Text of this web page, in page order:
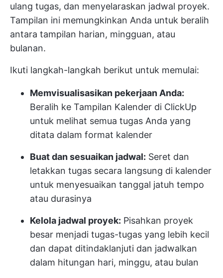
ulang tugas, dan menyelaraskan jadwal proyek.
Tampilan ini memungkinkan Anda untuk beralih
antara tampilan harian, mingguan, atau
bulanan.
Ikuti langkah-langkah berikut untuk memulai:
Memvisualisasikan pekerjaan Anda:
Beralih ke Tampilan Kalender di ClickUp
untuk melihat semua tugas Anda yang
ditata dalam format kalender
Buat dan sesuaikan jadwal: Seret dan
letakkan tugas secara langsung di kalender
untuk menyesuaikan tanggal jatuh tempo
atau durasinya
Kelola jadwal proyek: Pisahkan proyek
besar menjadi tugas-tugas yang lebih kecil
dan dapat ditindaklanjuti dan jadwalkan
dalam hitungan hari, minggu, atau bulan